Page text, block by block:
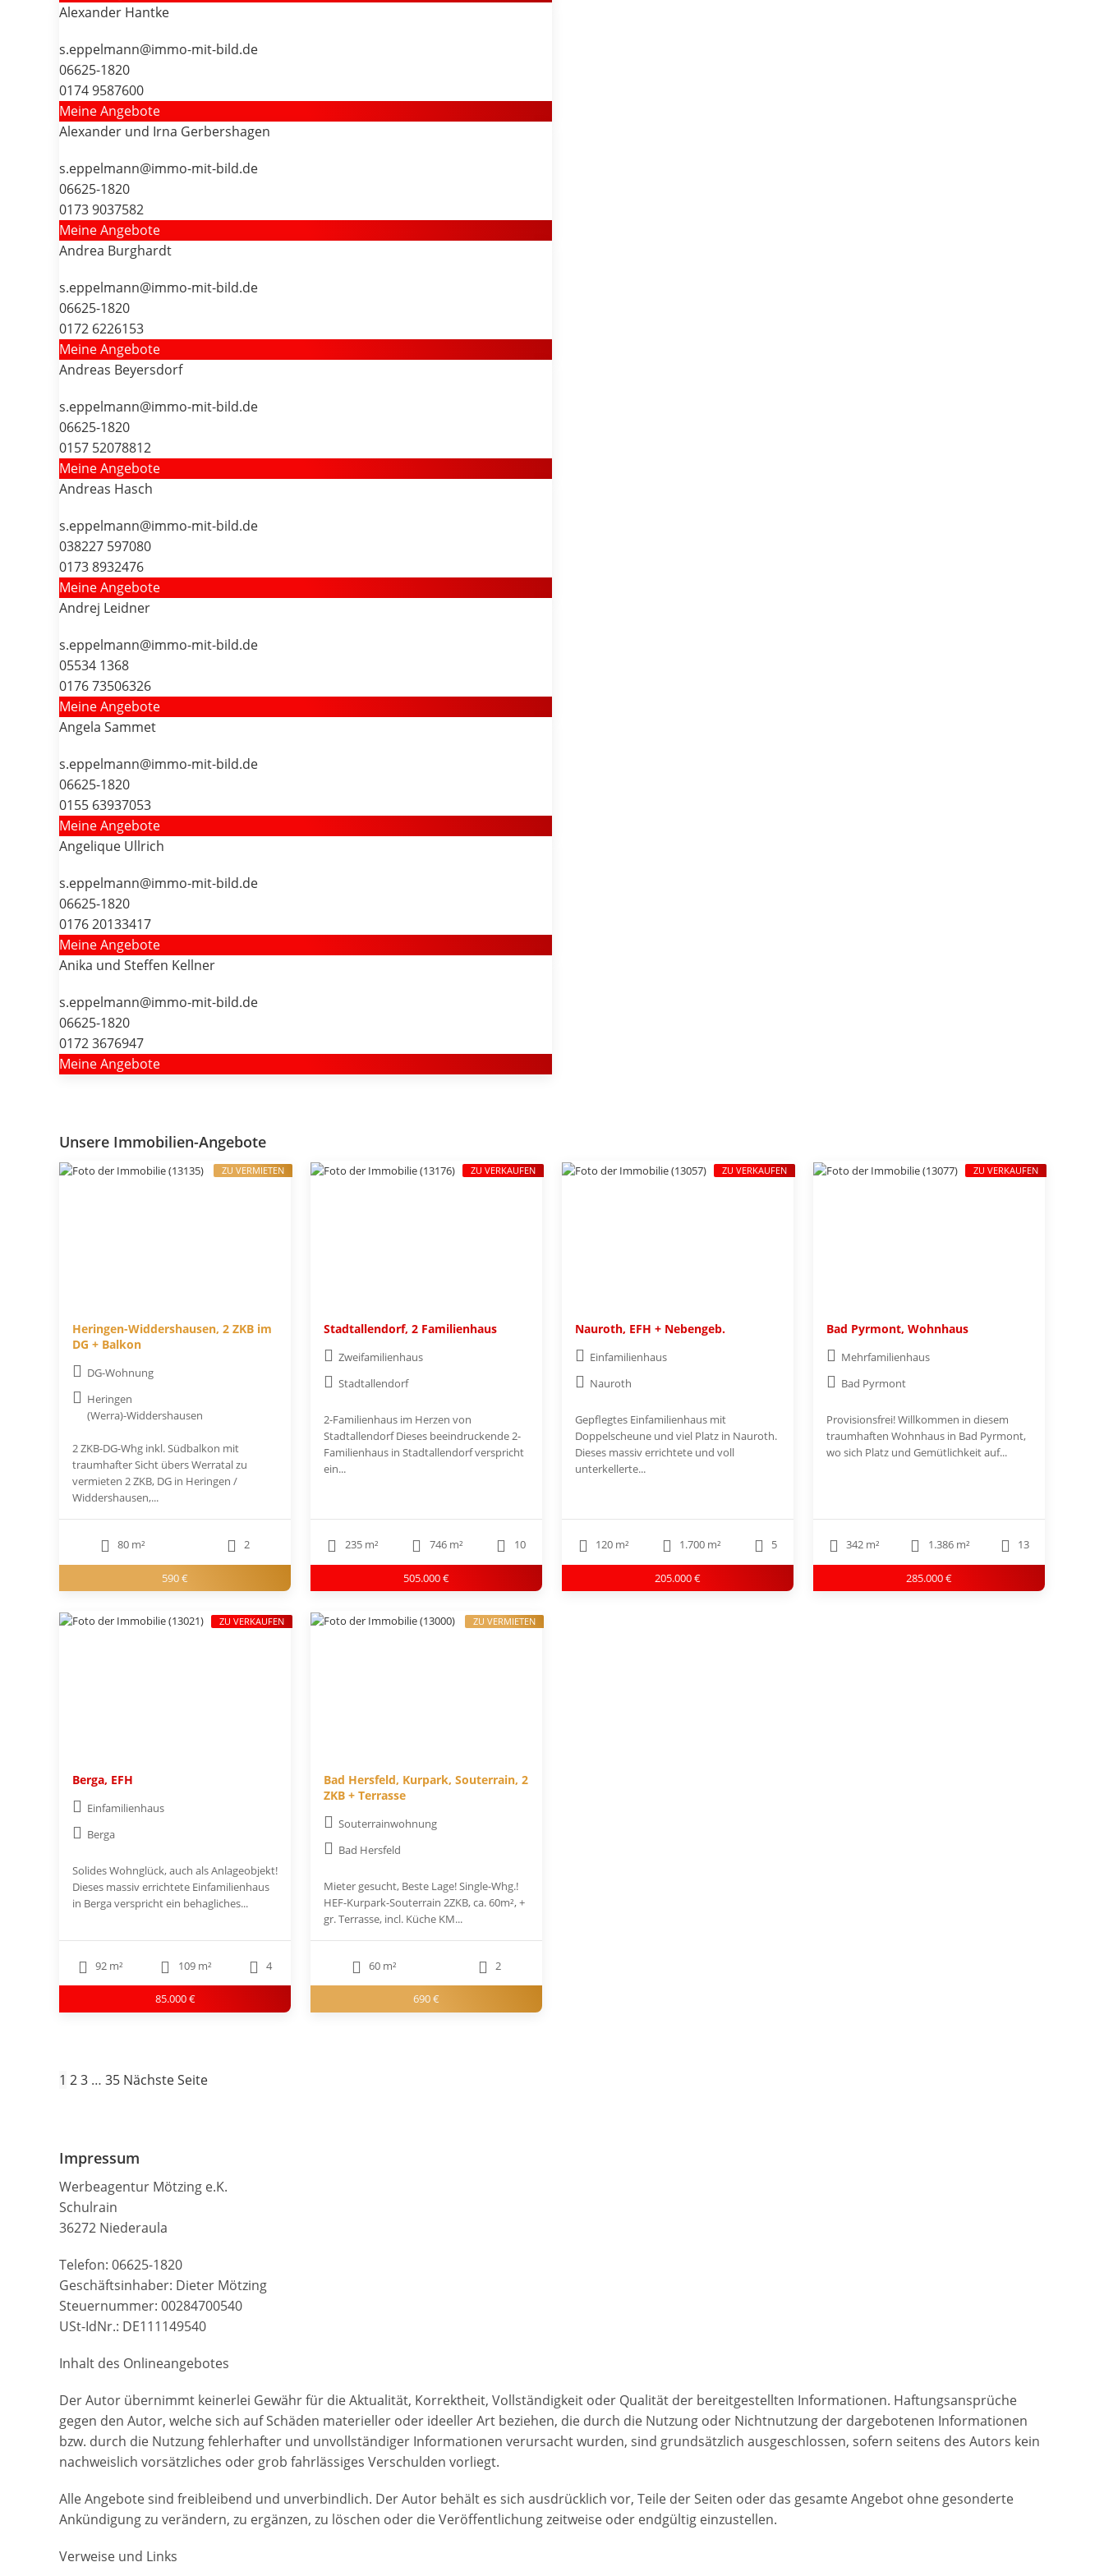
Alexander Hantke
s.eppelmann@immo-mit-bild.de
06625-1820
0174 9587600
Meine Angebote
Alexander und Irna Gerbershagen
s.eppelmann@immo-mit-bild.de
06625-1820
0173 9037582
Meine Angebote
Andrea Burghardt
s.eppelmann@immo-mit-bild.de
06625-1820
0172 6226153
Meine Angebote
Andreas Beyersdorf
s.eppelmann@immo-mit-bild.de
06625-1820
0157 52078812
Meine Angebote
Andreas Hasch
s.eppelmann@immo-mit-bild.de
038227 597080
0173 8932476
Meine Angebote
Andrej Leidner
s.eppelmann@immo-mit-bild.de
05534 1368
0176 73506326
Meine Angebote
Angela Sammet
s.eppelmann@immo-mit-bild.de
06625-1820
0155 63937053
Meine Angebote
Angelique Ullrich
s.eppelmann@immo-mit-bild.de
06625-1820
0176 20133417
Meine Angebote
Anika und Steffen Kellner
s.eppelmann@immo-mit-bild.de
06625-1820
0172 3676947
Meine Angebote
Unsere Immobilien-Angebote
Heringen-Widdershausen, 2 ZKB im
DG + Balkon
DG-Wohnung
Heringen
(Werra)-Widdershausen
2 ZKB-DG-Whg inkl. Südbalkon mit
traumhafter Sicht übers Werratal zu
vermieten 2 ZKB, DG in Heringen /
Widdershausen,...
80 m² 2
590 €
ZU VERMIETEN
Stadtallendorf, 2 Familienhaus
Zweifamilienhaus
Stadtallendorf
2-Familienhaus im Herzen von
Stadtallendorf Dieses beeindruckende 2-
Familienhaus in Stadtallendorf verspricht
ein...
235 m² 746 m² 10
505.000 €
ZU VERKAUFEN
Nauroth, EFH + Nebengeb.
Einfamilienhaus
Nauroth
Gepflegtes Einfamilienhaus mit
Doppelscheune und viel Platz in Nauroth.
Dieses massiv errichtete und voll
unterkellerte...
120 m² 1.700 m² 5
205.000 €
ZU VERKAUFEN
Bad Pyrmont, Wohnhaus
Mehrfamilienhaus
Bad Pyrmont
Provisionsfrei! Willkommen in diesem
traumhaften Wohnhaus in Bad Pyrmont,
wo sich Platz und Gemütlichkeit auf...
342 m² 1.386 m² 13
285.000 €
ZU VERKAUFEN
Berga, EFH
Einfamilienhaus
Berga
Solides Wohnglück, auch als Anlageobjekt!
Dieses massiv errichtete Einfamilienhaus
in Berga verspricht ein behagliches...
92 m² 109 m² 4
85.000 €
ZU VERKAUFEN
Bad Hersfeld, Kurpark, Souterrain, 2
ZKB + Terrasse
Souterrainwohnung
Bad Hersfeld
Mieter gesucht, Beste Lage! Single-Whg.!
HEF-Kurpark-Souterrain 2ZKB, ca. 60m², +
gr. Terrasse, incl. Küche KM...
60 m² 2
690 €
ZU VERMIETEN
1 23 … 35 Nächste Seite
Impressum
Werbeagentur Mötzing e.K.
Schulrain
36272 Niederaula
Telefon: 06625-1820
Geschäftsinhaber: Dieter Mötzing
Steuernummer: 00284700540
USt-IdNr.: DE111149540
Inhalt des Onlineangebotes
Der Autor übernimmt keinerlei Gewähr für die Aktualität, Korrektheit, Vollständigkeit oder Qualität der bereitgestellten Informationen. Haftungsansprüche
gegen den Autor, welche sich auf Schäden materieller oder ideeller Art beziehen, die durch die Nutzung oder Nichtnutzung der dargebotenen Informationen
bzw. durch die Nutzung fehlerhafter und unvollständiger Informationen verursacht wurden, sind grundsätzlich ausgeschlossen, sofern seitens des Autors kein
nachweislich vorsätzliches oder grob fahrlässiges Verschulden vorliegt.
Alle Angebote sind freibleibend und unverbindlich. Der Autor behält es sich ausdrücklich vor, Teile der Seiten oder das gesamte Angebot ohne gesonderte
Ankündigung zu verändern, zu ergänzen, zu löschen oder die Veröffentlichung zeitweise oder endgültig einzustellen.
Verweise und Links